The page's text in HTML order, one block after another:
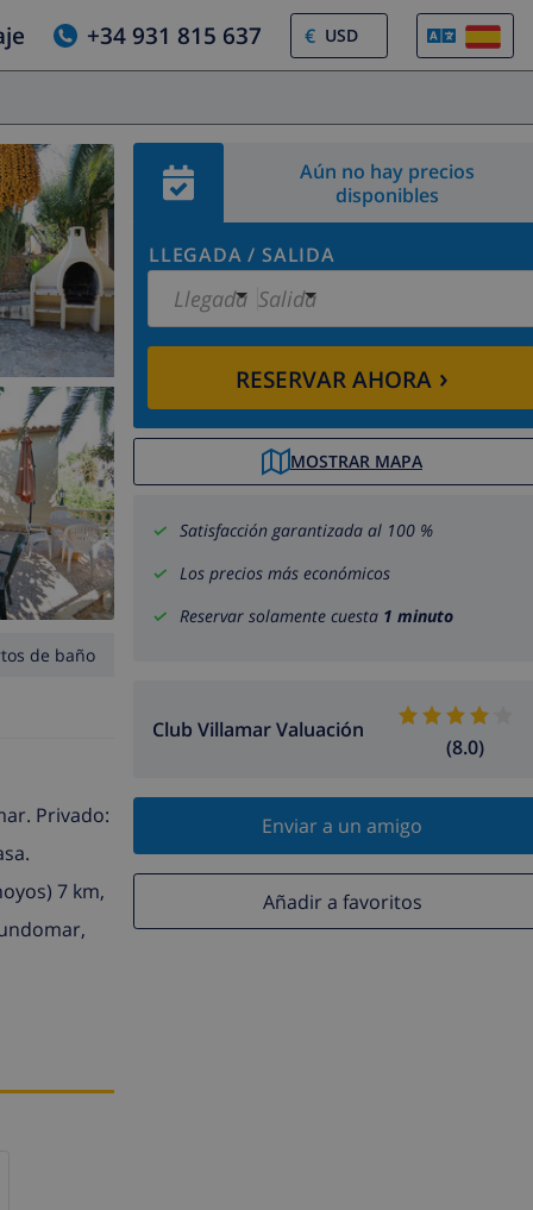
+34 931 815 637 €
Aún no hay precios
disponibles
LLEGADA / SALIDA
Llegada Salida
RESERVAR AHORA ›
MOSTRAR MAPA
Satisfacción garantizada al 100 %
Los precios más económicos
Reservar solamente cuesta 1 minuto
Club Villamar Valuación
(8.0)
Enviar a un amigo
Añadir a favoritos
de baño
Privado:
7 km,